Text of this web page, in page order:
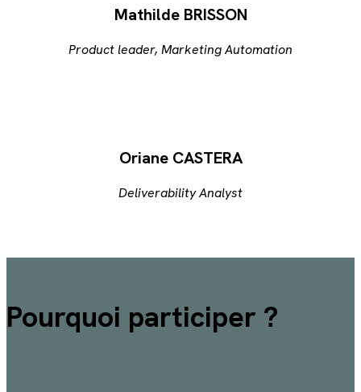
Mathilde BRISSON
Product leader, Marketing Automation
Oriane CASTERA
Deliverability Analyst
Pourquoi participer ?